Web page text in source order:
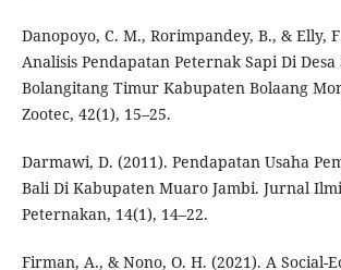
Danopoyo, C. M., Rorimpandey, B., & Elly,
Analisis Pendapatan Peternak Sapi Di
Bolangitang Timur Kabupaten Bolaang
Zootec, 42(1), 15–25.
Darmawi, D. (2011). Pendapatan Usaha
Bali Di Kabupaten Muaro Jambi. Jurnal
Peternakan, 14(1), 14–22.
Firman, A., & Nono, O. H. (2021). A Social-